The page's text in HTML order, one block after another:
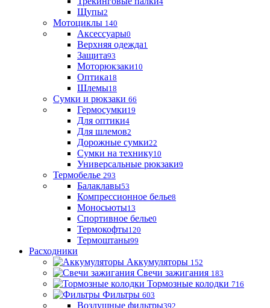
Щупы2
Мотоциклы 140
Аксессуары0
Верхняя одежда1
Защита93
Моторюкзаки10
Оптика18
Шлемы18
Сумки и рюкзаки 66
Гермосумки19
Для оптики4
Для шлемов2
Дорожные сумки22
Сумки на технику10
Универсальные рюкзаки9
Термобелье 293
Балаклавы53
Компрессионное белье8
Моносьюты13
Спортивное белье0
Термокофты120
Термоштаны99
Расходники
Аккумуляторы 152
Свечи зажигания 183
Тормозные колодки 716
Фильтры 603
Воздушные фильтры392